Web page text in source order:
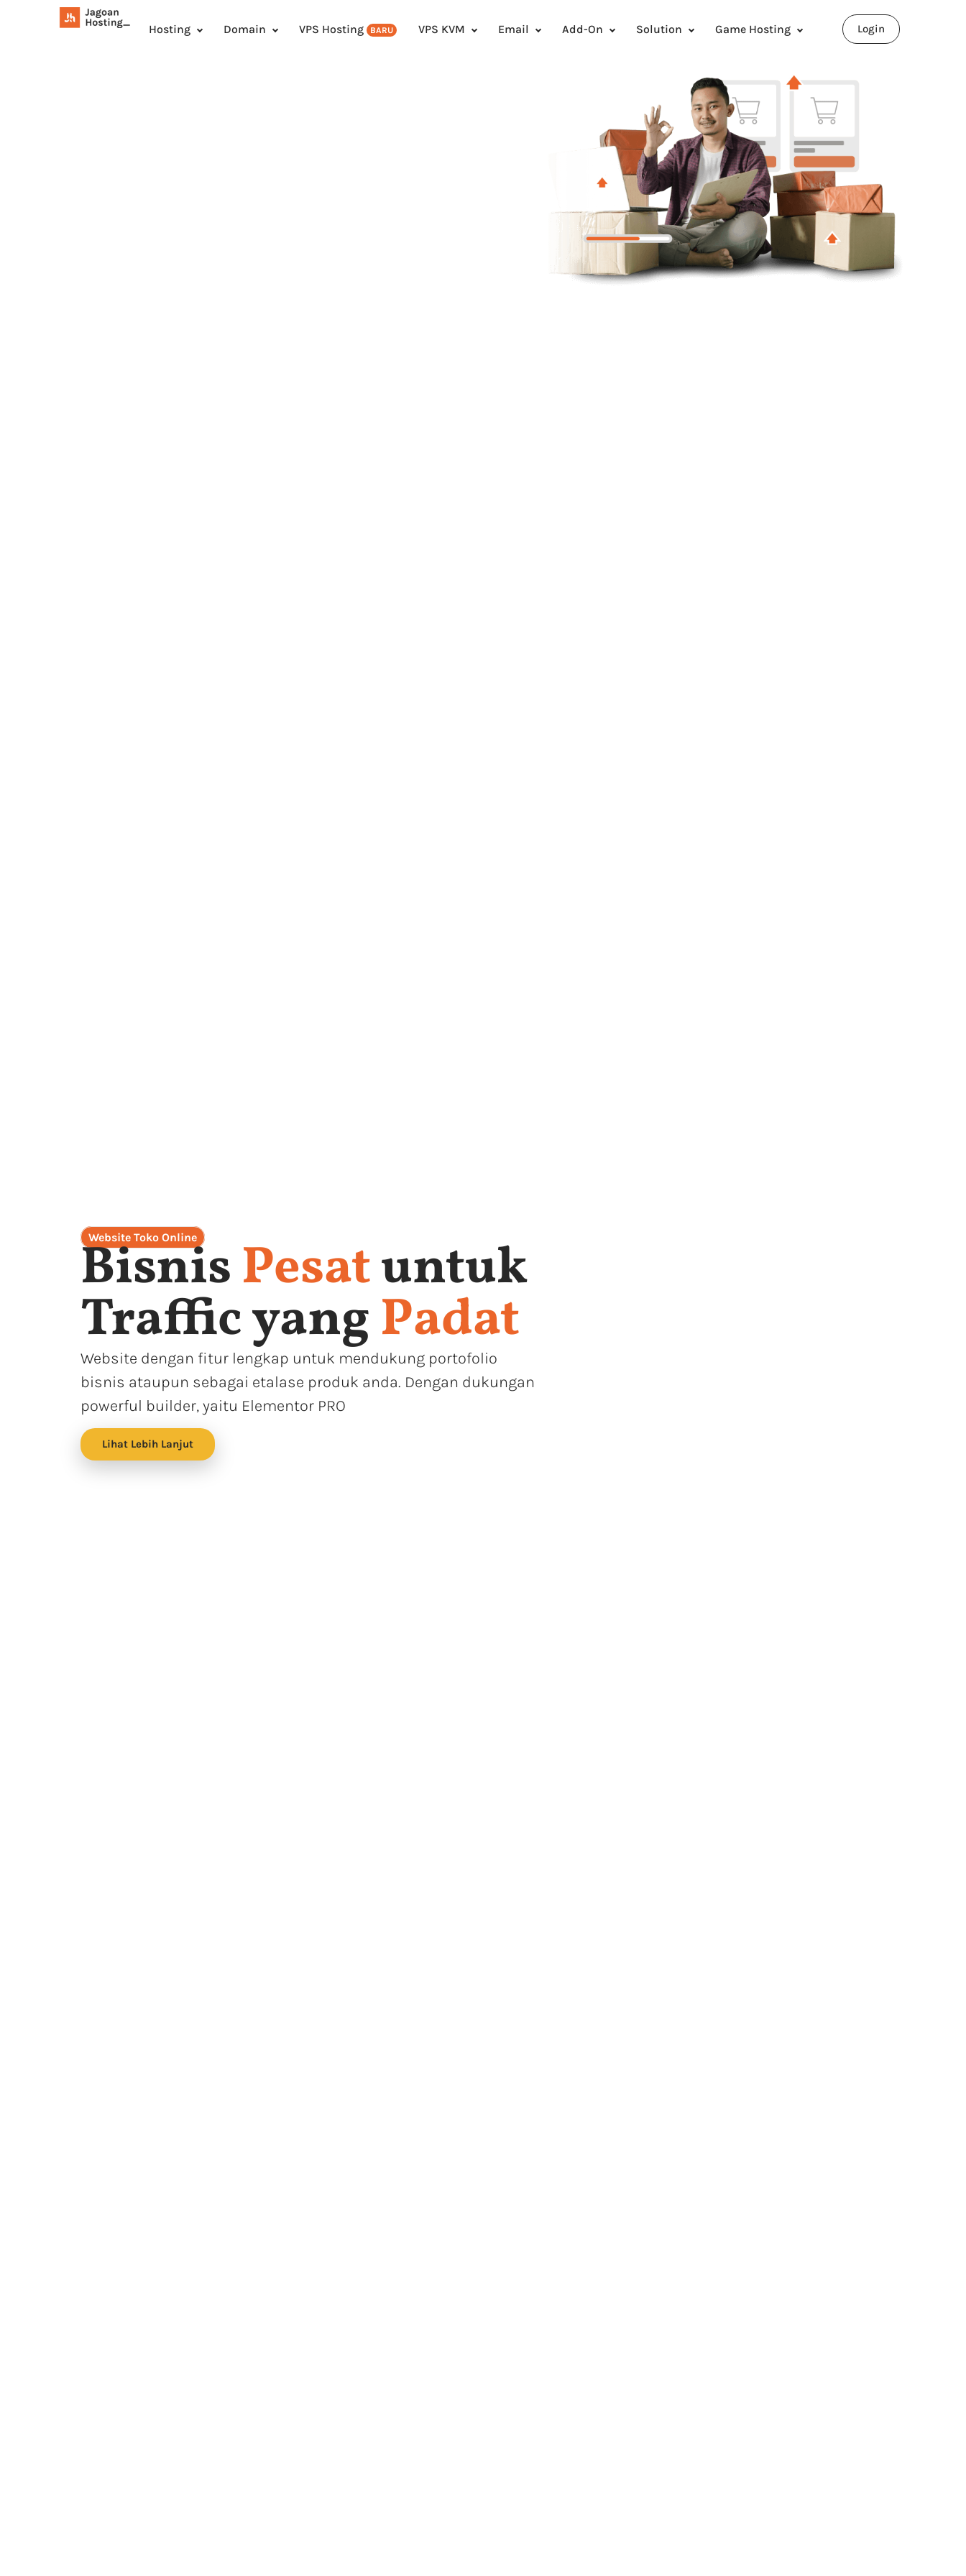
Hosting Domain VPS Hosting BARU VPS KVM Email Add-On Solution Game Hosting Login
Website Toko Online
BisnisPesatuntuk
Traffic yangPadat
Website dengan fitur lengkap untuk mendukung portofolio
bisnis ataupun sebagai etalase produk anda. Dengan dukungan
powerful builder, yaitu Elementor PRO
Lihat Lebih Lanjut